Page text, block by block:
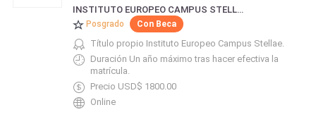
INSTITUTO EUROPEO CAMPUS STELLAE
Posgrado Con Beca
Título propio Instituto Europeo Campus Stellae.
Duración Un año máximo tras hacer efectiva la
matrícula.
Precio USD$ 1800.00
Online